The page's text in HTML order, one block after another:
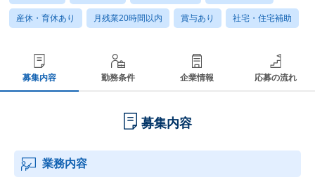
産休・育休あり 月残業20時間以内 賞与あり 社宅・住宅補助
募集内容 勤務条件 企業情報 応募の流れ
募集内容
業務内容